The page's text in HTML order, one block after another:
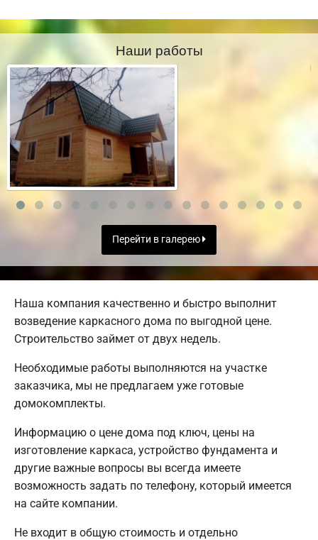
Наши работы
Перейти в галерею
Наша компания качественно и быстро выполнит
возведение каркасного дома по выгодной цене.
Строительство займет от двух недель.
Необходимые работы выполняются на участке
заказчика, мы не предлагаем уже готовые
домокомплекты.
Информацию о цене дома под ключ, цены на
изготовление каркаса, устройство фундамента и
другие важные вопросы вы всегда имеете
возможность задать по телефону, который имеется
на сайте компании.
Не входит в общую стоимость и отдельно